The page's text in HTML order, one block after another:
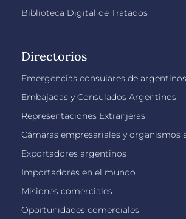
Biblioteca Digital de Tratados
Directorios
Emergencias consulares de
Embajadas y Consulados Argentinos
Representaciones Extranjeras
Cámaras empresariales y organismos
Exportadores argentinos
Importadores en el mundo
Misiones comerciales
Oportunidades comerciales